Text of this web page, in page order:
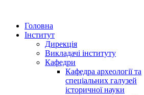
Головна
Інститут
Дирекція
Викладачі інституту
Кафедри
Кафедра археології та
спеціальних галузей
історичної науки